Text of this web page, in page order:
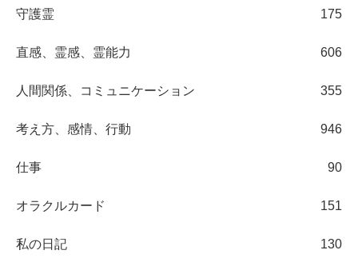
守護霊 175
直感、霊感、霊能力 606
人間関係、コミュニケーション 355
考え方、感情、行動 946
仕事 90
オラクルカード 151
私の日記 130